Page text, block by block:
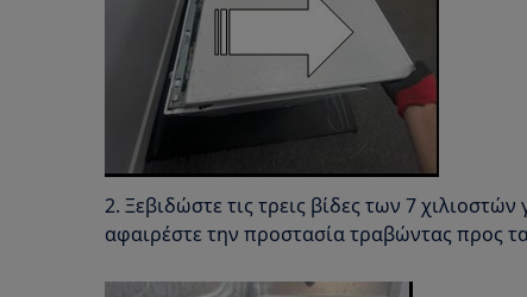
2. Ξεβιδώστε τις τρεις βίδες των 7
αφαιρέστε την προστασία τραβώντας προς